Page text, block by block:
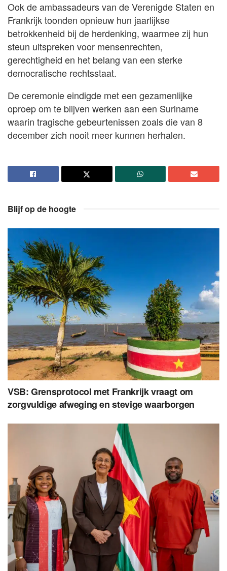
Ook de ambassadeurs van de Verenigde Staten en
Frankrijk toonden opnieuw hun jaarlijkse
betrokkenheid bij de herdenking, waarmee zij hun
steun uitspreken voor mensenrechten,
gerechtigheid en het belang van een sterke
democratische rechtsstaat.
De ceremonie eindigde met een gezamenlijke
oproep om te blijven werken aan een Suriname
waarin tragische gebeurtenissen zoals die van 8
december zich nooit meer kunnen herhalen.
Blijf op de hoogte
VSB: Grensprotocol met Frankrijk vraagt om
zorgvuldige afweging en stevige waarborgen